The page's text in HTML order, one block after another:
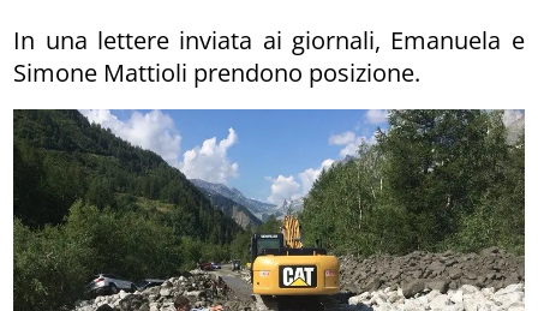
In una lettere inviata ai giornali, Emanuela e
Simone Mattioli prendono posizione.